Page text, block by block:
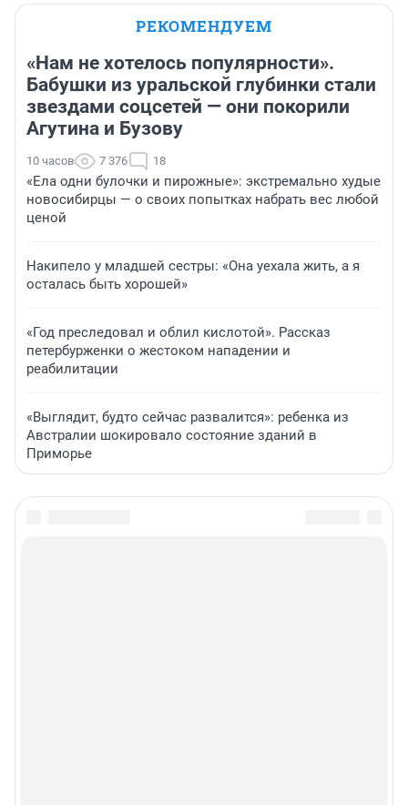
РЕКОМЕНДУЕМ
«Нам не хотелось популярности».
Бабушки из уральской глубинки стали
звездами соцсетей — они покорили
Агутина и Бузову
10 часов 7 376 18
«Ела одни булочки и пирожные»: экстремально худые
новосибирцы — о своих попытках набрать вес любой
ценой
Накипело у младшей сестры: «Она уехала жить, а я
осталась быть хорошей»
«Год преследовал и облил кислотой». Рассказ
петербурженки о жестоком нападении и
реабилитации
«Выглядит, будто сейчас развалится»: ребенка из
Австралии шокировало состояние зданий в
Приморье